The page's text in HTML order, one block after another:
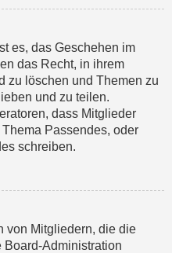
es, das Geschehen im
das Recht, in ihrem
zu löschen und Themen zu
und zu teilen.
dass Mitglieder
Thema Passendes, oder
schreiben.
von Mitgliedern, die die
Board-Administration